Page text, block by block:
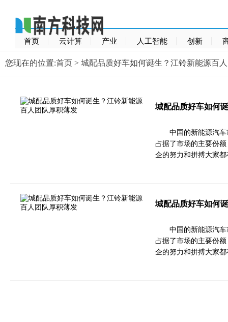
首页 云计算 产业 人工智能 创新
您现在的位置:首页 > 城配品质好车如何诞生？江铃新能源百
城配品质好车如何
中国的新能源汽
占据了市场的主要份
企的努力和拼搏大家
城配品质好车如何
中国的新能源汽
占据了市场的主要份
企的努力和拼搏大家